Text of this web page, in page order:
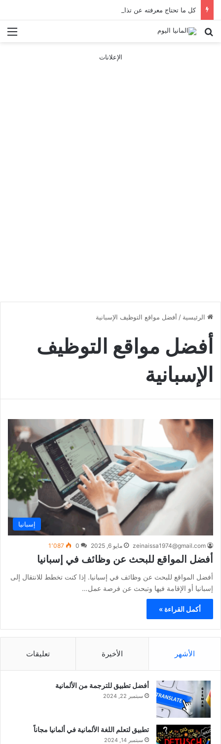
كل ما تحتاج معرفته عن تذاكر ووسائل النقل في باريس 2025
بحث عن
الإعلانات
الرئيسية / أفضل مواقع التوظيف الإسبانية
أفضل مواقع التوظيف
الإسبانية
إسبانيا
zeinaissa1974@gmail.com مايو 6, 2025 0 1٬087
أفضل المواقع للبحث عن وظائف في إسبانيا
أفضل المواقع للبحث عن وظائف في إسبانيا. إذا كنت تخطط للانتقال إلى
إسبانيا أو الإقامة فيها وتبحث عن فرصة عمل…
أكمل القراءة »
الأشهر الأخيرة تعليقات
أفضل تطبيق للترجمة من الألمانية
سبتمبر 22, 2024
تطبيق لتعلم اللغة الألمانية في ألمانيا مجاناً
سبتمبر 14, 2024